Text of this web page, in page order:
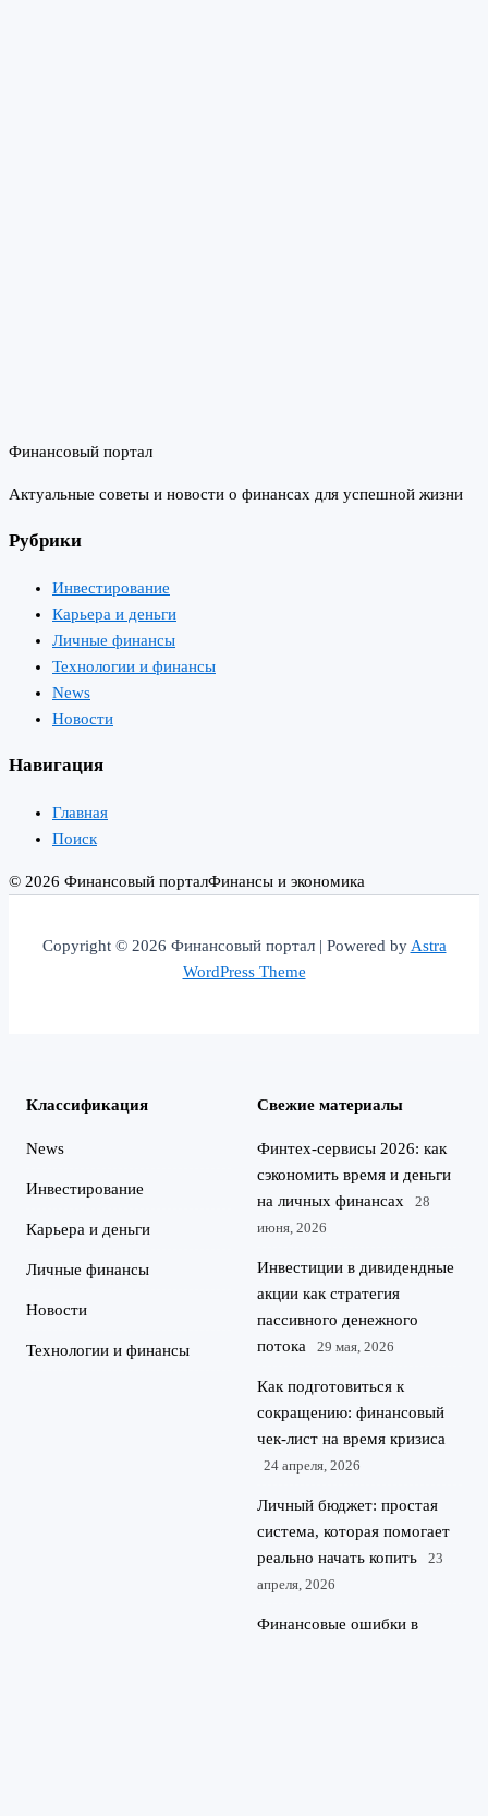
Финансовый портал
Актуальные советы и новости о финансах для успешной жизни
Рубрики
Инвестирование
Карьера и деньги
Личные финансы
Технологии и финансы
News
Новости
Навигация
Главная
Поиск
© 2026 Финансовый порталФинансы и экономика
Copyright © 2026 Финансовый портал | Powered byAstra
WordPress Theme
Классификация
News
Инвестирование
Карьера и деньги
Личные финансы
Новости
Технологии и финансы
Свежие материалы
Финтех-сервисы 2026: как
сэкономить время и деньги
на личных финансах
28
июня, 2026
Инвестиции в дивидендные
акции как стратегия
пассивного денежного
потока
29 мая, 2026
Как подготовиться к
сокращению: финансовый
чек-лист на время кризиса
24 апреля, 2026
Личный бюджет: простая
система, которая помогает
реально начать копить
23
апреля, 2026
Финансовые ошибки в